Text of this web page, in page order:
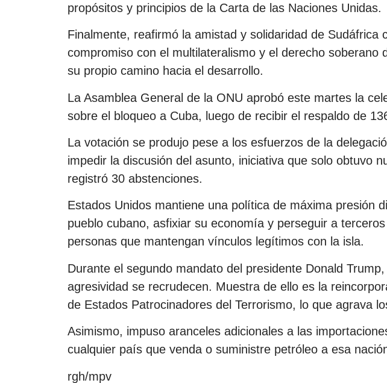
propósitos y principios de la Carta de las Naciones Unidas.
Finalmente, reafirmó la amistad y solidaridad de Sudáfrica
compromiso con el multilateralismo y el derecho soberano
su propio camino hacia el desarrollo.
La Asamblea General de la ONU aprobó este martes la
sobre el bloqueo a Cuba, luego de recibir el respaldo de
La votación se produjo pese a los esfuerzos de la
impedir la discusión del asunto, iniciativa que solo obtuvo
registró 30 abstenciones.
Estados Unidos mantiene una política de máxima presión
pueblo cubano, asfixiar su economía y perseguir a
personas que mantengan vínculos legítimos con la isla.
Durante el segundo mandato del presidente Donald
agresividad se recrudecen. Muestra de ello es la
de Estados Patrocinadores del Terrorismo, lo que agrava
Asimismo, impuso aranceles adicionales a las
cualquier país que venda o suministre petróleo a esa
rgh/mpv